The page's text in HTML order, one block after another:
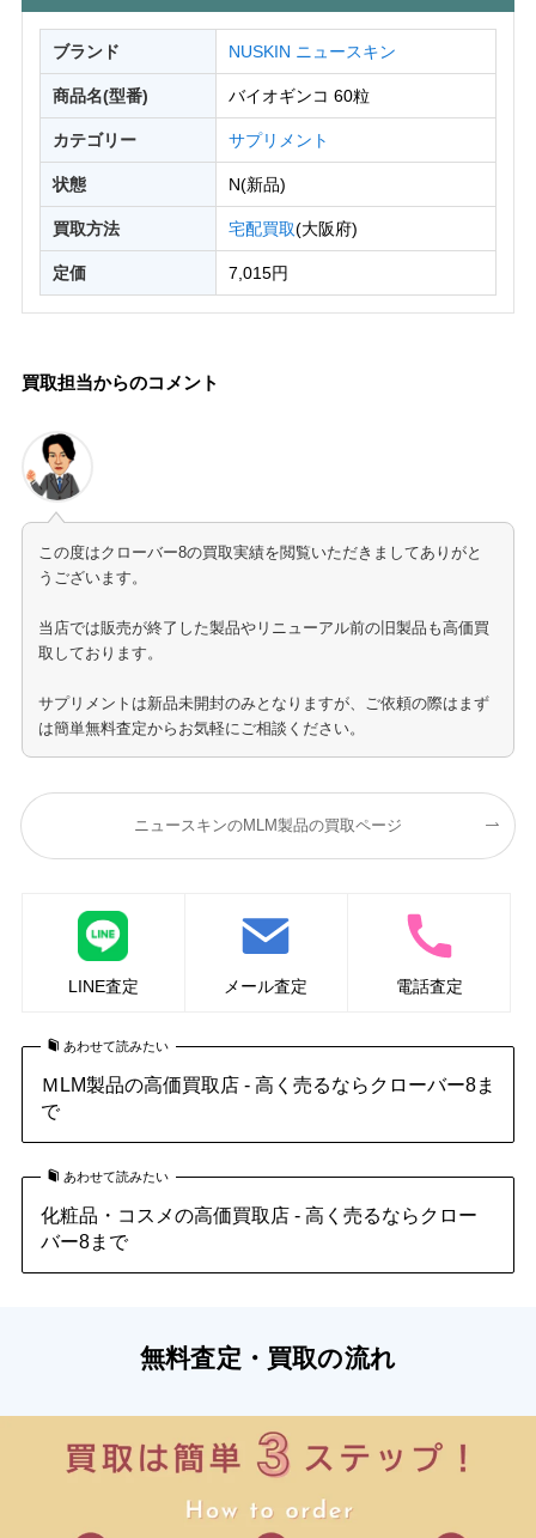
ブランド NUSKIN ニュースキン
商品名(型番) バイオギンコ 60粒
カテゴリー サプリメント
状態 N(新品)
買取方法 宅配買取(大阪府)
定価 7,015円
買取担当からのコメント
この度はクローバー8の買取実績を閲覧いただきましてありがと
うございます。
当店では販売が終了した製品やリニューアル前の旧製品も高価買
取しております。
サプリメントは新品未開封のみとなりますが、ご依頼の際はまず
は簡単無料査定からお気軽にご相談ください。
ニュースキンのMLM製品の買取ページ
LINE査定 メール査定 電話査定
あわせて読みたい
ＭLM製品の高価買取店 - 高く売るならクローバー8ま
で
あわせて読みたい
化粧品・コスメの高価買取店 - 高く売るならクロー
バー8まで
無料査定・買取の流れ